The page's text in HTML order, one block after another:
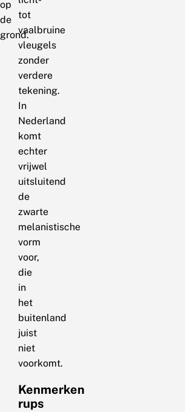
op
de
grond.
tot
vaalbruine
vleugels
zonder
verdere
tekening.
In
Nederland
komt
echter
vrijwel
uitsluitend
de
zwarte
melanistische
vorm
voor,
die
in
het
buitenland
juist
niet
voorkomt.
Kenmerken
rups